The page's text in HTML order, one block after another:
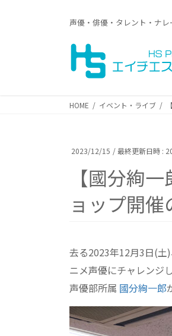
声優・俳優・タレント・ナ
HOME イベント・ライブ
2023/12/15 / 最終更新日時 :
【國分絢
ョップ開
去る2023年12月3日(土
ニメ声優にチャレンジ
声優部所属 國分絢一郎